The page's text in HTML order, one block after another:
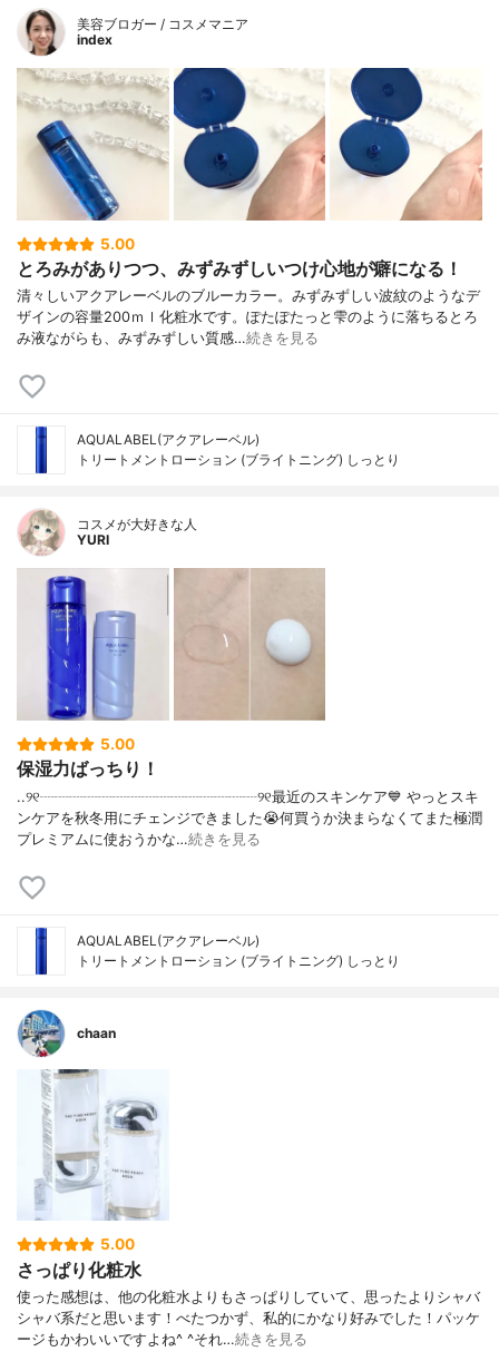
美容ブロガー / コスメマニア
index
5.00
とろみがありつつ、みずみずしいつけ心地が癖になる！
清々しいアクアレーベルのブルーカラー。みずみずしい波紋のようなデ
ザインの容量200ｍｌ化粧水です。ぽたぽたっと雫のように落ちるとろ
み液ながらも、みずみずしい質感…続きを見る
AQUALABEL(アクアレーベル)
トリートメントローション (ブライトニング) しっとり
コスメが大好きな人
YURI
5.00
保湿力ばっちり！
..୨୧┈┈┈┈┈┈┈┈┈┈┈┈┈┈┈୨୧最近のスキンケア💙 やっとスキ
ンケアを秋冬用にチェンジできました😭何買うか決まらなくてまた極潤
プレミアムに使おうかな…続きを見る
AQUALABEL(アクアレーベル)
トリートメントローション (ブライトニング) しっとり
chaan
5.00
さっぱり化粧水
使った感想は、他の化粧水よりもさっぱりしていて、思ったよりシャバ
シャバ系だと思います！べたつかず、私的にかなり好みでした！パッケ
ージもかわいいですよね^ ^それ…続きを見る